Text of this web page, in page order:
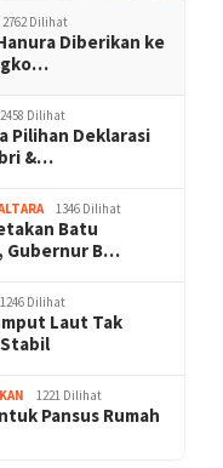
2762 Dilihat
Diberikan ke
2458 Dilihat
Pilihan Deklarasi
&…
1346 Dilihat
Batu
Gubernur B…
1246 Dilihat
Laut Tak
1221 Dilihat
Pansus Rumah